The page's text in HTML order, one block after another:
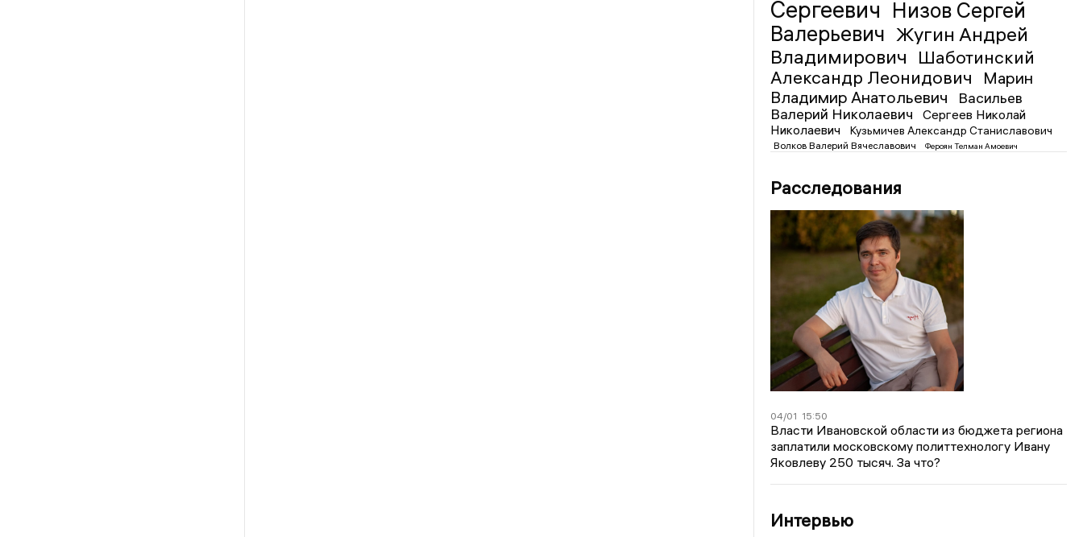
Сергеевич Низов Сергей
Валерьевич Жугин Андрей
Владимирович
Шаботинский
Александр Леонидович
Марин
Владимир Анатольевич
Васильев
Валерий Николаевич
Сергеев Николай
Николаевич
Кузьмичев Александр Станиславович
Волков Валерий Вячеславович Фероян Телман Амоевич
Расследования
04/01 15:50
Власти Ивановской области из бюджета региона
заплатили московскому политтехнологу Ивану
Яковлеву 250 тысяч. За что?
Интервью